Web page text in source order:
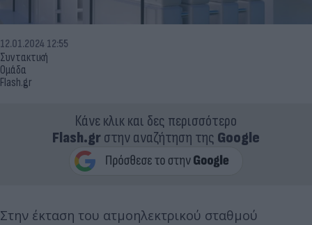
Συντακτική
Ομάδα
Flash.gr
12.01.2024 12:55
Κάνε κλικ και δες περισσότερο
Flash.grστην αναζήτηση της Google
Στην έκταση του ατμοηλεκτρικού σταθμού